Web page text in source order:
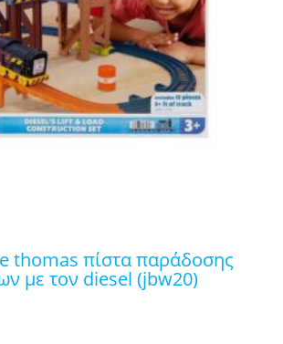
με τον diesel (jbw20)